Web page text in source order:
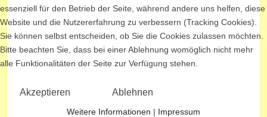
essenziell für den Betrieb der Seite, während andere uns helfen, diese
Website und die Nutzererfahrung zu verbessern (Tracking Cookies).
Sie können selbst entscheiden, ob Sie die Cookies zulassen möchten.
Bitte beachten Sie, dass bei einer Ablehnung womöglich nicht mehr
alle Funktionalitäten der Seite zur Verfügung stehen.
Akzeptieren Ablehnen
Weitere Informationen | Impressum